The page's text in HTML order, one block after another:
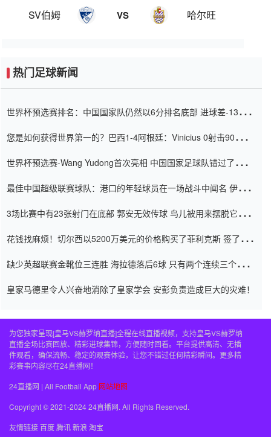
SV伯姆 VS 哈尔旺
热门足球新闻
世界杯预选赛排名：中国国家队仍然以6分排名底部 进球差-13令人
您是如何获得世界第一的？巴西1-4阿根廷：Vinicius 0射击90分钟
世界杯预选赛-Wang Yudong首次亮相 中国国家足球队错过了世界
最佳中国超级联赛球队：港口的年轻球员在一场战斗中闻名 伊万放
3场比赛中有23张射门在底部 郭安无效传球 鸟儿被用来摆脱它
花钱找麻烦！切尔西以5200万美元的价格购买了菲利克斯 签了7年
缺少英超联赛金靴位三连胜 海拉德落后6球 只有两个连续三个连续
皇家马德里令人兴奋地消除了皇家学会 安彭负责造成巨大的灾难！
为您独家呈现[皇马VS赫罗纳直播]全程在线直播视频，支持皇马VS赫罗纳
直播全场比赛回放、精彩进球集锦，方便随时回看。平台提供高清、无插
件观看，确保流畅、稳定的观赛体验，让您不错过任何精彩瞬间。更多精
彩赛事内容尽在24直播网！
24直播网 | All Football App 网站地图
Copyright © 2021-2024 24直播网. All Rights Reserved.
友情链接百度腾讯新浪 淘宝